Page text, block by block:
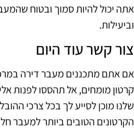
אתה יכול להיות סמוך ובטוח
וביעילות.
צור קשר עוד היום
אם אתם מתכננים מעבר דירה
קרטון מומחים, אל תהססו לפנות
שלנו מוכן לסייע לך בכל צרכי
הקרטונים הטובים ביותר למעבר